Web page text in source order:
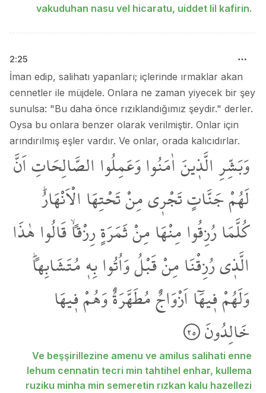
vakuduhan nasu vel hicaratu, uiddet lil kafirin.
2:25
İman edip, salihatı yapanları; içlerinde ırmaklar akan
cennetler ile müjdele. Onlara ne zaman yiyecek bir şey
sunulsa: "Bu daha önce rızıklandığımız şeydir." derler.
Oysa bu onlara benzer olarak verilmiştir. Onlar için
arındırılmış eşler vardır. Ve onlar, orada kalıcıdırlar.
وَبَشِّرِالَّذ۪ينَاٰمَنُواوَعَمِلُوا الصَّالِحَاتِاَنَّ
لَهُمْجَنَّاتٍتَجْر۪يمِنْتَحْتِهَا الْاَنْهَارُۜ
كُلَّمَارُزِقُوامِنْهَامِنْثَمَرَةٍرِزْقاًۙقَالُواهٰذَا
الَّذ۪يرُزِقْنَامِنْقَبْلُوَاُتُوابِه۪مُتَشَابِهاًۜ
وَلَهُمْف۪يهَٓااَزْوَاجٌمُطَهَّرَةٌوَهُمْف۪يهَا
خَالِدُونَ ٢٥
Ve beşşirillezine amenu ve amilus salihati enne
lehum cennatin tecri min tahtihel enhar, kullema
ruziku minha min semeretin rızkan kalu hazellezi